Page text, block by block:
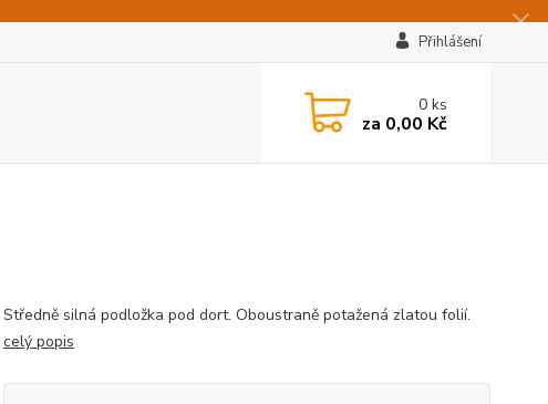
Přihlášení
0ks
za 0,00 Kč
Středně silná podložka pod dort. Oboustraně potažená zlatou folií.
celý popis